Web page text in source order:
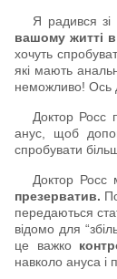
Я радився зі
вашому житті
хочуть
які мають
неможливо! Ось
Доктор Росс
анус, щоб
спробувати
Доктор Росс
презерватив.
передаються
відомо для
це важко
навколо ануса і